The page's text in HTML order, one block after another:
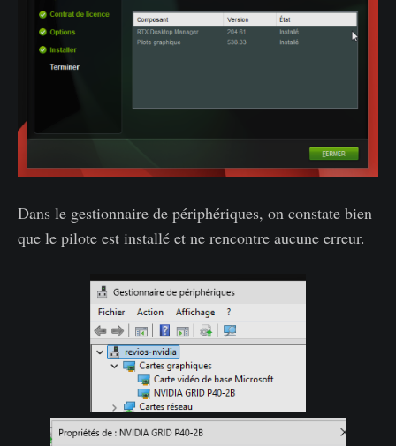
Dans le gestionnaire de périphériques, on constate bien
que le pilote est installé et ne rencontre aucune erreur.